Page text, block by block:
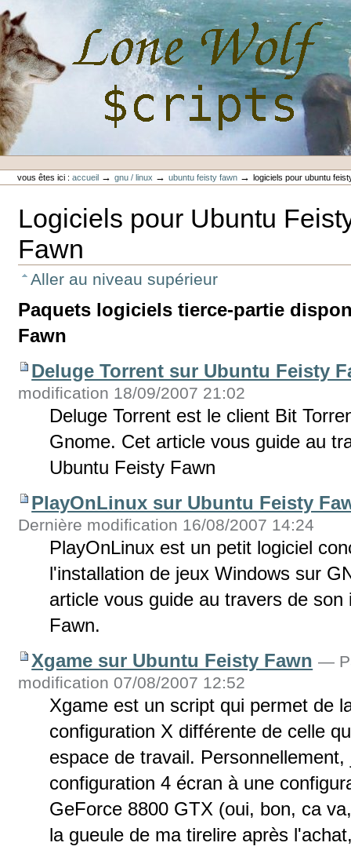
au
contenu.
Aller
à
la
navigation
Outils
personnels
vous êtes ici : accueil →gnu / linux →ubuntu feisty fawn →logiciels pour ubuntu
Logiciels pour Ubuntu
Fawn
Aller au niveau supérieur
Paquets logiciels tierce-partie
Fawn
Deluge Torrent sur Ubuntu Feisty
modification 18/09/2007 21:02
Deluge Torrent est le client Bit
Gnome. Cet article vous guide au
Ubuntu Feisty Fawn
PlayOnLinux sur Ubuntu Feisty
Dernière modification 16/08/2007 14:24
PlayOnLinux est un petit logiciel
l'installation de jeux Windows sur
article vous guide au travers de
Fawn.
Xgame sur Ubuntu Feisty Fawn —
modification 07/08/2007 12:52
Xgame est un script qui permet de
configuration X différente de celle
espace de travail.
configuration 4 écran à une
GeForce 8800 GTX (oui, bon, ca
la gueule de ma tirelire après